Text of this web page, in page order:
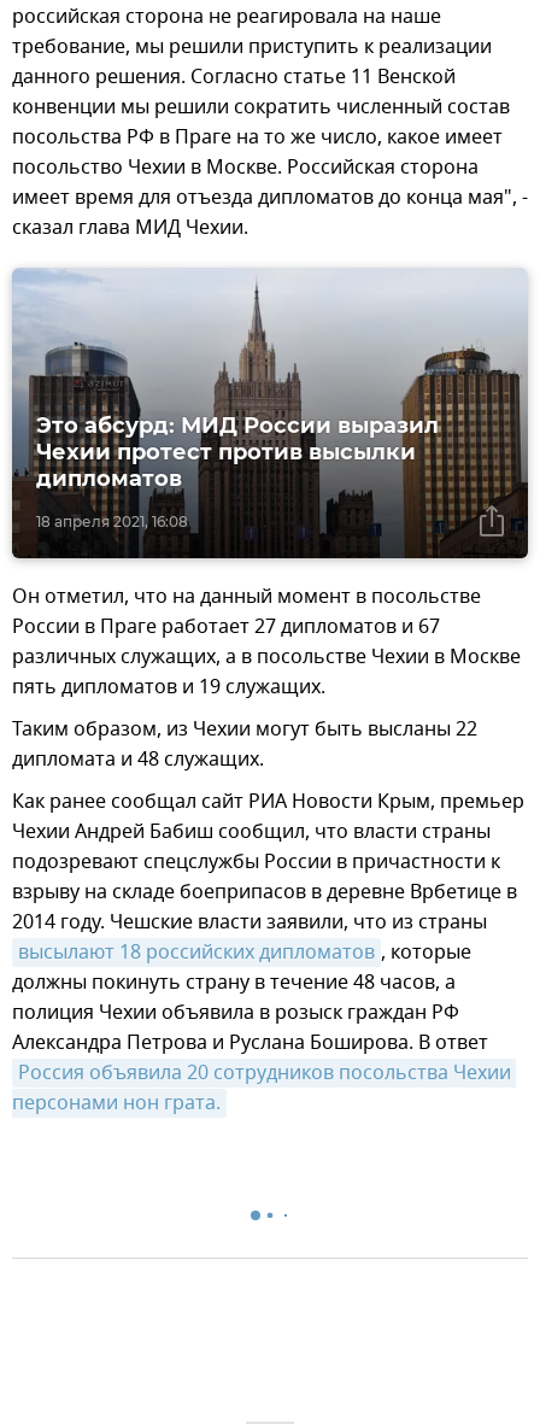
российская сторона не реагировала на наше
требование, мы решили приступить к реализации
данного решения. Согласно статье 11 Венской
конвенции мы решили сократить численный состав
посольства РФ в Праге на то же число, какое имеет
посольство Чехии в Москве. Российская сторона
имеет время для отъезда дипломатов до конца мая", -
сказал глава МИД Чехии.
18 апреля 2021, 16:08
Это абсурд: МИД России выразил
Чехии протест против высылки
дипломатов
Он отметил, что на данный момент в посольстве
России в Праге работает 27 дипломатов и 67
различных служащих, а в посольстве Чехии в Москве
пять дипломатов и 19 служащих.
Таким образом, из Чехии могут быть высланы 22
дипломата и 48 служащих.
Как ранее сообщал сайт РИА Новости Крым, премьер
Чехии Андрей Бабиш сообщил, что власти страны
подозревают спецслужбы России в причастности к
взрыву на складе боеприпасов в деревне Врбетице в
2014 году. Чешские власти заявили, что из страны
высылают 18 российских дипломатов , которые
должны покинуть страну в течение 48 часов, а
полиция Чехии объявила в розыск граждан РФ
Александра Петрова и Руслана Боширова. В ответ
Россия объявила 20 сотрудников посольства Чехии
персонами нон грата.